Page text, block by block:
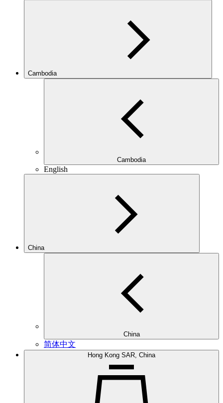
Cambodia
Cambodia
English
China
China
简体中文
Hong Kong SAR, China